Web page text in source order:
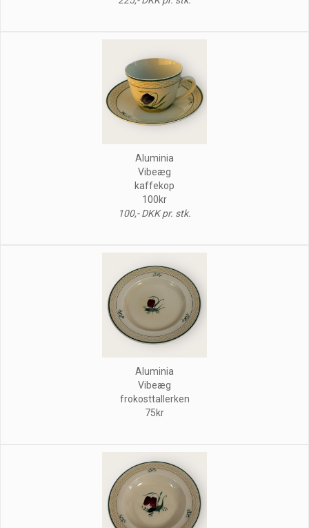
Aluminia
Vibeæg
kaffekop
100kr
100,- DKK pr. stk.
Aluminia
Vibeæg
frokosttallerken
75kr